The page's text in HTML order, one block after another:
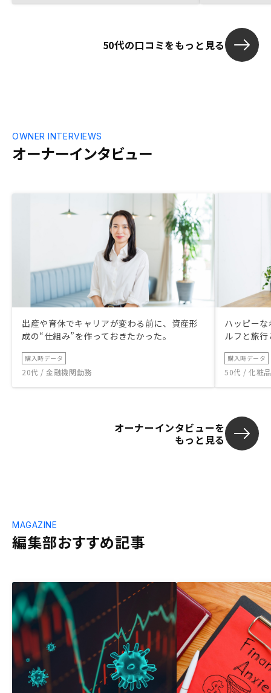
50代の口コミをもっと見る
オーナーインタビュー
OWNER INTERVIEWS
出産や育休でキャリアが変わる前に、資産形
成の“仕組み”を作っておきたかった。
購入時データ
20代 / 金融機関勤務
ハッピー
ルフと旅
購入時データ
50代 / 化粧
オーナーインタビューを
もっと見る
編集部おすすめ記事
MAGAZINE